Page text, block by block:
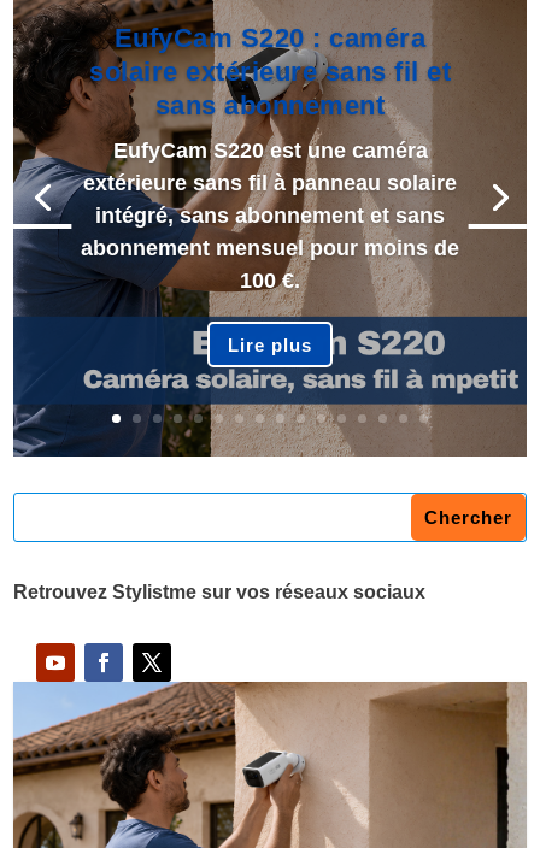
EufyCam S220 : caméra
solaire extérieure sans fil et
sans abonnement
EufyCam S220 est une caméra
extérieure sans fil à panneau solaire
intégré, sans abonnement et sans
abonnement mensuel pour moins de
100 €.
Lire plus
Retrouvez Stylistme sur vos réseaux sociaux